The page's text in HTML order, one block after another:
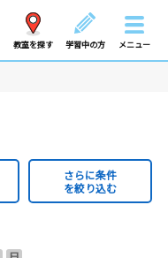
教室を探す 学習中の方 メニュー
さらに条件
を絞り込む